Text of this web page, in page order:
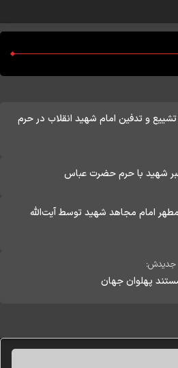
و تدفین امام شهید انقلاب در حرم
شهید با حرم حضرت عباس
امام مجاهد شهید توسط آیت‌الله
جدیدش:
پهلوان جهان